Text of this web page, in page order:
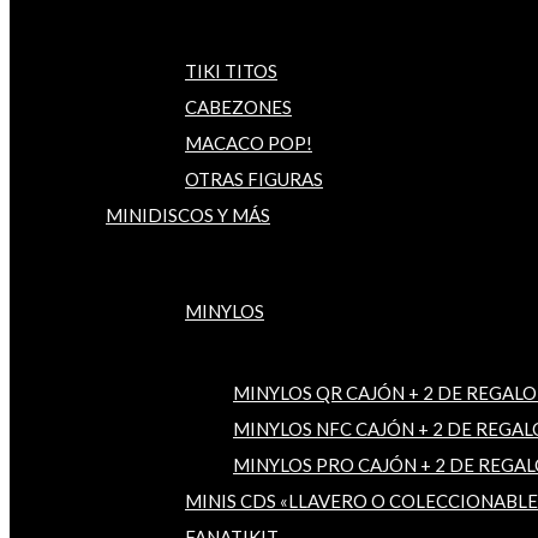
TIKI TITOS
CABEZONES
MACACO POP!
OTRAS FIGURAS
MINIDISCOS Y MÁS
MINYLOS
MINYLOS QR CAJÓN + 2 DE
MINYLOS NFC CAJÓN + 2 DE
MINYLOS PRO CAJÓN + 2 DE
MINIS CDS «LLAVERO O